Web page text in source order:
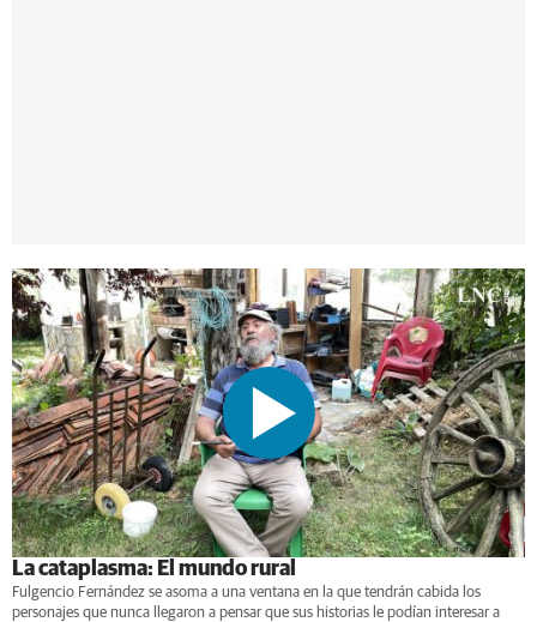
La cataplasma: El mundo rural
Fulgencio Fernández se asoma a una ventana en la que tendrán cabida los
personajes que nunca llegaron a pensar que sus historias le podían interesar a